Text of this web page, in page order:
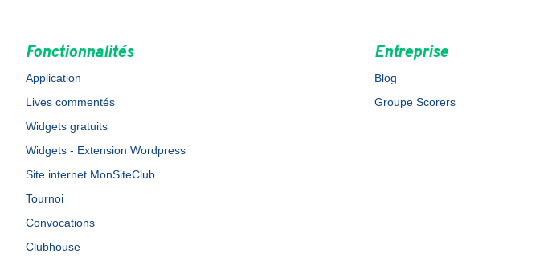
Fonctionnalités
Application
Lives commentés
Widgets gratuits
Widgets - Extension Wordpress
Site internet MonSiteClub
Tournoi
Convocations
Clubhouse
Entreprise
Blog
Groupe Scorers